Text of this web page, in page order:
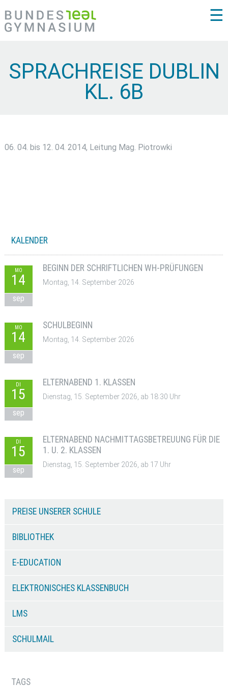
☰
SPRACHREISE DUBLIN
KL. 6B
06. 04. bis 12. 04. 2014, Leitung Mag. Piotrowki
KALENDER
MO
14
sep
BEGINN DER SCHRIFTLICHEN WH-PRÜFUNGEN
Montag, 14. September 2026
MO
14
sep
SCHULBEGINN
Montag, 14. September 2026
DI
15
sep
ELTERNABEND 1. KLASSEN
Dienstag, 15. September 2026, ab 18:30 Uhr
DI
15
sep
ELTERNABEND NACHMITTAGSBETREUUNG FÜR DIE
1. U. 2. KLASSEN
Dienstag, 15. September 2026, ab 17 Uhr
PREISE UNSERER SCHULE
BIBLIOTHEK
E-EDUCATION
ELEKTRONISCHES KLASSENBUCH
LMS
SCHULMAIL
TAGS